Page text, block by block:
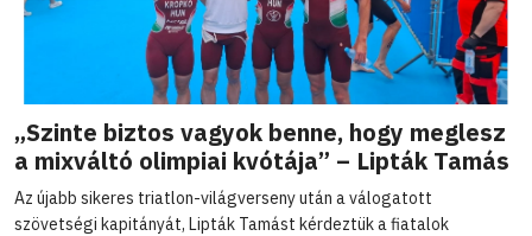
„Szinte biztos vagyok benne, hogy meglesz
a mixváltó olimpiai kvótája” – Lipták Tamás
Az újabb sikeres triatlon-világverseny után a válogatott
szövetségi kapitányát, Lipták Tamást kérdeztük a fiatalok